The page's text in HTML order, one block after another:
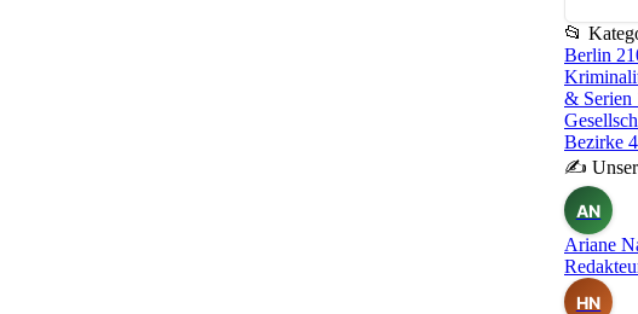
📂
Berlin
& Serien
Bezirke
✍
AN
Ariane
HN